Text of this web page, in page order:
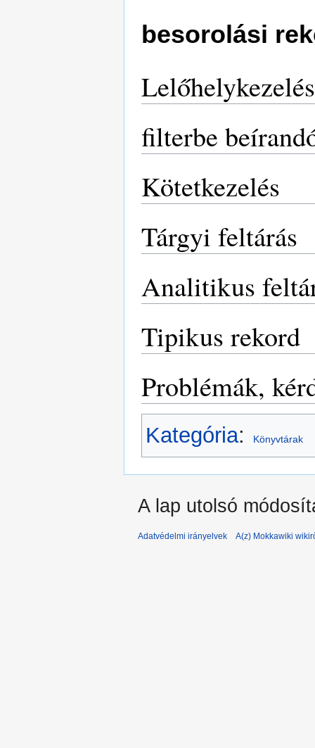
besorolási
Lelőhelykezelés
filterbe
Kötetkezelés
Tárgyi feltárás
Analitikus
Tipikus rekord
Problémák,
Kategória: Könyvtárak
A lap utolsó
Adatvédelmi irányelvek A(z) Mokkawiki